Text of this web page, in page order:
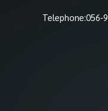
Telephone:056-